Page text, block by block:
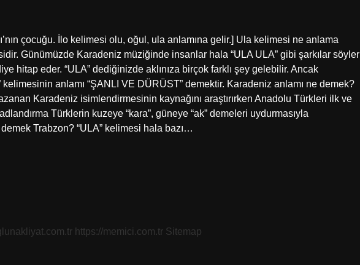
çocuğu. İlo kelimesi olu, oğul, ula anlamına gelir.] Ula kelimesi ne anlama
Günümüzde Karadeniz müziğinde insanlar hala “ULA ULA” gibi şarkılar söyler
hitap eder. “ULA” dediğinizde aklınıza birçok farklı şey gelebilir. Ancak
anlamı “ŞANLI VE DÜRÜST” demektir. Karadeniz anlamı ne demek?
Karadeniz isimlendirmesinin kaynağını araştırırken Anadolu Türkleri ilk ve
Türklerin kuzeye “kara”, güneye “ak” demeleri uydurmasıyla
Trabzon? “ULA” kelimesi hala bazı…
https://memici.com.tr Sitemap